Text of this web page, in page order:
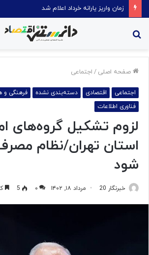
قیمت روغن دریکسال رکورد زد
صفحه اصلی / اجتماعی
اجتماعی اقتصادی دسته‌بندی نشده
فرهنگی و
فناوری اطلاعات
لزوم تشکیل گروه‌های
استان تهران/نظام
شود
خبرنگار 20 مرداد ۱۸, ۱۴۰۲ ۰ 5